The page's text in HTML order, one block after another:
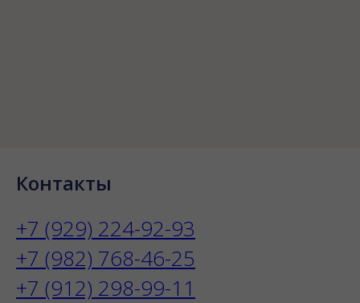
Контакты
+7 (929) 224-92-93
+7 (982) 768-46-25
+7 (912) 298-99-11